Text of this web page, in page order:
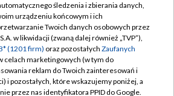
TVP
TVP
Cyfrowa
Regulamin TVP
prywatności
Moje zgody
Pomoc
śledzenia i zbierania danych,
urządzeniu końcowym i ich
Twoich danych osobowych przez
w likwidacji (zwaną dalej również „TVP”),
(1201 firm) oraz pozostałych Zaufanych
celach marketingowych (w tym do
reklam do Twoich zainteresowań i
i pozostałych, które wskazujemy poniżej, a
przez nas identyfikatora PPID do Google.